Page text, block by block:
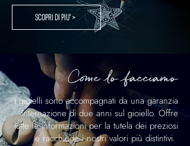
SCOPRI DI PIU' >
Come lo facciamo
I gioielli sono accompagnati da una garanzia
internazione di due anni sul gioiello. Offre
tutte le informazioni per la tutela dei preziosi
e racchiude i nostri valori più distintivi.